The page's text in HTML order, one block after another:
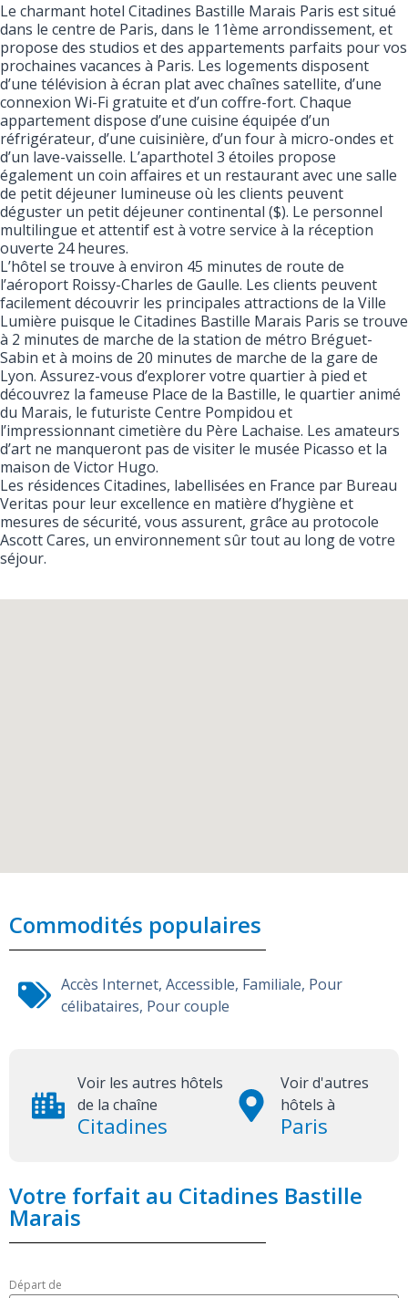
Le charmant hotel Citadines Bastille Marais Paris est situé
dans le centre de Paris, dans le 11ème arrondissement, et
propose des studios et des appartements parfaits pour vos
prochaines vacances à Paris. Les logements disposent
d’une télévision à écran plat avec chaînes satellite, d’une
connexion Wi-Fi gratuite et d’un coffre-fort. Chaque
appartement dispose d’une cuisine équipée d’un
réfrigérateur, d’une cuisinière, d’un four à micro-ondes et
d’un lave-vaisselle. L’aparthotel 3 étoiles propose
également un coin affaires et un restaurant avec une salle
de petit déjeuner lumineuse où les clients peuvent
déguster un petit déjeuner continental ($). Le personnel
multilingue et attentif est à votre service à la réception
ouverte 24 heures.
L’hôtel se trouve à environ 45 minutes de route de
l’aéroport Roissy-Charles de Gaulle. Les clients peuvent
facilement découvrir les principales attractions de la Ville
Lumière puisque le Citadines Bastille Marais Paris se trouve
à 2 minutes de marche de la station de métro Bréguet-
Sabin et à moins de 20 minutes de marche de la gare de
Lyon. Assurez-vous d’explorer votre quartier à pied et
découvrez la fameuse Place de la Bastille, le quartier animé
du Marais, le futuriste Centre Pompidou et
l’impressionnant cimetière du Père Lachaise. Les amateurs
d’art ne manqueront pas de visiter le musée Picasso et la
maison de Victor Hugo.
Les résidences Citadines, labellisées en France par Bureau
Veritas pour leur excellence en matière d’hygiène et
mesures de sécurité, vous assurent, grâce au protocole
Ascott Cares, un environnement sûr tout au long de votre
séjour.
Commodités populaires
Accès Internet, Accessible, Familiale, Pour
célibataires, Pour couple
Voir les autres hôtels
de la chaîne
Citadines
Voir d'autres
hôtels à
Paris
Votre forfait au Citadines Bastille
Marais
Départ de